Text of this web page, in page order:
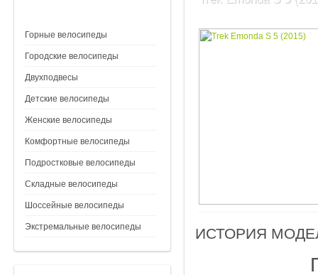
Горные велосипеды
Городские велосипеды
Двухподвесы
Детские велосипеды
Женские велосипеды
Комфортные велосипеды
Подростковые велосипеды
Складные велосипеды
Шоссейные велосипеды
Экстремальные велосипеды ИСТОРИЯ